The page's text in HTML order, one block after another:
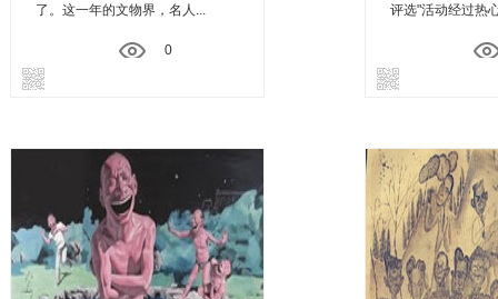
了。这一年的文物界，名人...
0
评选"活动经过热